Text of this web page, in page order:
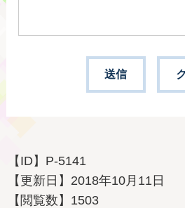
【ID】 P-5141
【更新日】 2018年10月11日
【閲覧数】 1503